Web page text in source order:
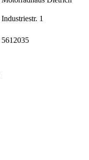
Industriestr. 1
5612035